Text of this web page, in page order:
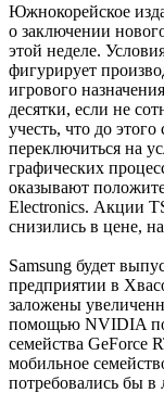
Южнокорейское
о заключении
этой неделе.
фигурирует
игрового
десятки, если не
учесть, что до
переключиться на
графических
оказывают
Electronics. Акции
снизились в цене,
Samsung будет
предприятии в
заложены
помощью NVIDIA
семейства GeForce
мобильное
потребовались бы в